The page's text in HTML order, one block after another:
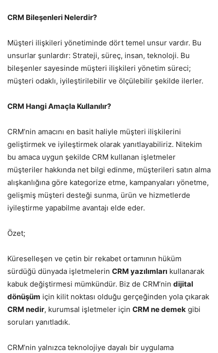
CRM Bileşenleri Nelerdir?
Müşteri ilişkileri yönetiminde dört temel unsur vardır. Bu
unsurlar şunlardır: Strateji, süreç, insan, teknoloji. Bu
bileşenler sayesinde müşteri ilişkileri yönetim süreci;
müşteri odaklı, iyileştirilebilir ve ölçülebilir şekilde ilerler.
CRM Hangi Amaçla Kullanılır?
CRM’nin amacını en basit haliyle müşteri ilişkilerini
geliştirmek ve iyileştirmek olarak yanıtlayabiliriz. Nitekim
bu amaca uygun şekilde CRM kullanan işletmeler
müşteriler hakkında net bilgi edinme, müşterileri satın alma
alışkanlığına göre kategorize etme, kampanyaları yönetme,
gelişmiş müşteri desteği sunma, ürün ve hizmetlerde
iyileştirme yapabilme avantajı elde eder.
Özet;
Küreselleşen ve çetin bir rekabet ortamının hüküm
sürdüğü dünyada işletmelerin CRM yazılımları kullanarak
kabuk değiştirmesi mümkündür. Biz de CRM’nin dijital
dönüşüm için kilit noktası olduğu gerçeğinden yola çıkarak
CRM nedir, kurumsal işletmeler için CRM ne demek gibi
soruları yanıtladık.
CRM’nin yalnızca teknolojiye dayalı bir uygulama